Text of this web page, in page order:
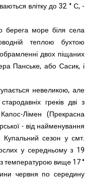
влітку до 32 ° С, -
берега море біля села
теплою бухтою
двох піщаних
Панське, або Сасик, і
невеликою, але
греків дві з
Лімен (Прекрасна
- від найменування
Купальний сезон у смт.
у середньому з 19
з температурою вище 17 °
червня по середину